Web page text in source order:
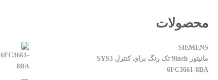
محصولات
SIEMENS
مانیتور 9inch تک رنگ برای کنترل SYS3
6FC3661-8BA